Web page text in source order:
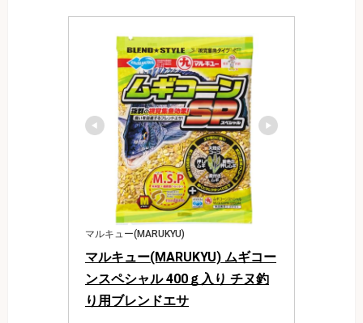
マルキュー(MARUKYU)
マルキュー(MARUKYU) ムギコー
ンスペシャル 400ｇ入り チヌ釣
り用ブレンドエサ